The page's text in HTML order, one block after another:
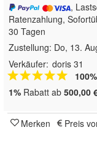
,
Ratenzahlung,
30 Tagen
Zustellung: Do, 13.
Verkäufer: doris 31
1% Rabatt ab 500,00
Merken Preis